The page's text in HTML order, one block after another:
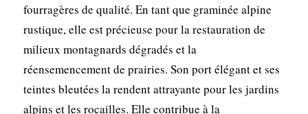
fourragères de qualité. En tant que graminée alpine
rustique, elle est précieuse pour la restauration de
milieux montagnards dégradés et la
réensemencement de prairies. Son port élégant et ses
teintes bleutées la rendent attrayante pour les jardins
alpins et les rocailles. Elle contribue à la